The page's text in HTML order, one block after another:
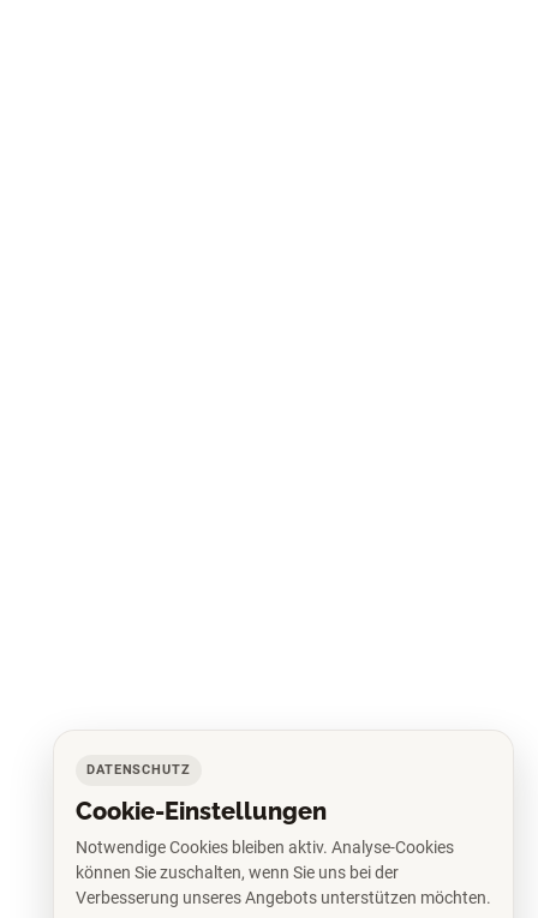
DATENSCHUTZ
Cookie-Einstellungen
Notwendige Cookies bleiben aktiv. Analyse-Cookies
können Sie zuschalten, wenn Sie uns bei der
Verbesserung unseres Angebots unterstützen möchten.